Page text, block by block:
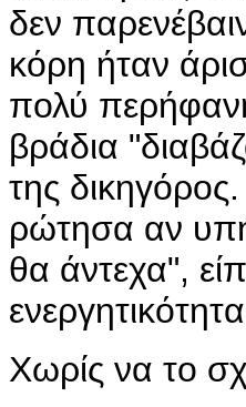
δεν
κόρη ήταν
πολύ
βράδια
της
ρώτησα αν
θα άντεχα",
Χωρίς να το